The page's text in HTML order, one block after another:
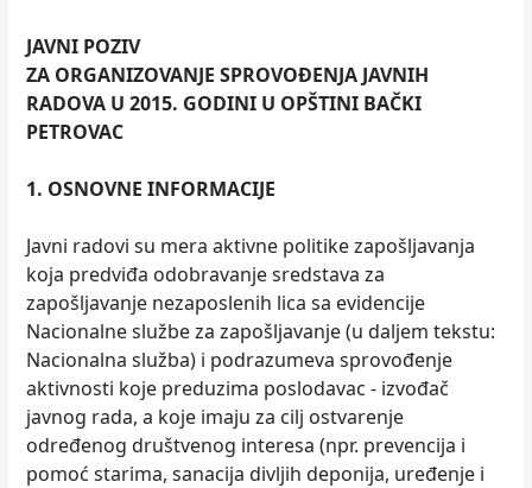
JAVNI POZIV
ZA ORGANIZOVANJE SPROVOĐENJA JAVNIH
RADOVA U 2015. GODINI U OPŠTINI BAČKI
PETROVAC
1. OSNOVNE INFORMACIJE
Javni radovi su mera aktivne politike zapošljavanja
koja predviđa odobravanje sredstava za
zapošljavanje nezaposlenih lica sa evidencije
Nacionalne službe za zapošljavanje (u daljem tekstu:
Nacionalna služba) i podrazumeva sprovođenje
aktivnosti koje preduzima poslodavac - izvođač
javnog rada, a koje imaju za cilj ostvarenje
određenog društvenog interesa (npr. prevencija i
pomoć starima, sanacija divljih deponija, uređenje i